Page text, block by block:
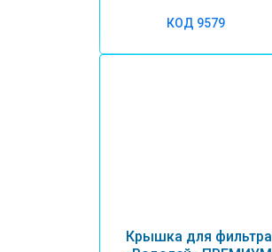
КОД 9579
Крышка для фильтра